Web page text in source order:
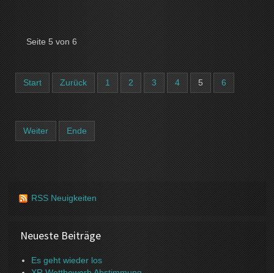
Seite 5 von 6
Start Zurück 1 2 3 4 5 6
Weiter Ende
RSS Neuigkeiten
Neueste Beiträge
Es geht wieder los